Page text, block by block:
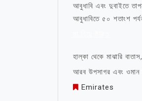
আবুধাবি এবং দুবাইতে
আবুধাবিতে ৫০ শতাংশ
হাল্কা থেকে মাঝারি
আরব উপসাগর এবং ওমান
Emirates